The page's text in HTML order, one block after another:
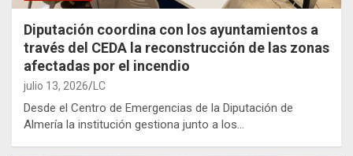
Diputación coordina con los ayuntamientos a
través del CEDA la reconstrucción de las zonas
afectadas por el incendio
julio 13, 2026 LC
Desde el Centro de Emergencias de la Diputación de
Almería la institución gestiona junto a los…